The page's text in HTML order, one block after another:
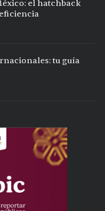
el hatchback
tu guía